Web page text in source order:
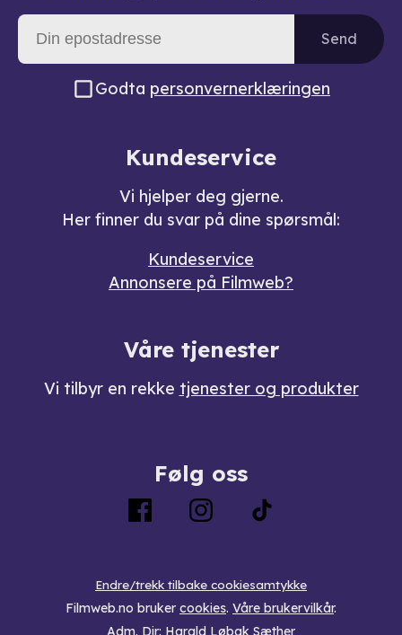
Send
Godta personvernerklæringen
Kundeservice
Vi hjelper deg gjerne.
Her finner du svar på dine spørsmål:
Kundeservice
Annonsere på Filmweb?
Våre tjenester
Vi tilbyr en rekke tjenester og produkter
Følg oss
Endre/trekk tilbake cookiesamtykke
Filmweb.no bruker cookies. Våre brukervilkår.